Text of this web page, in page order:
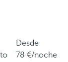
Desde
78
/noche